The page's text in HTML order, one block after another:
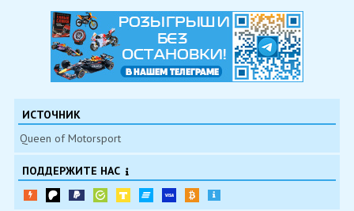
ИСТОЧНИК
Queen of Motorsport
ПОДДЕРЖИТЕ НАС